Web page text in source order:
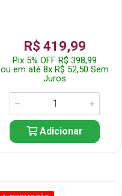
R$ 419,99
Pix 5% OFF R$ 398,99
ou em até 8x R$ 52,50 Sem
Juros
Adicionar